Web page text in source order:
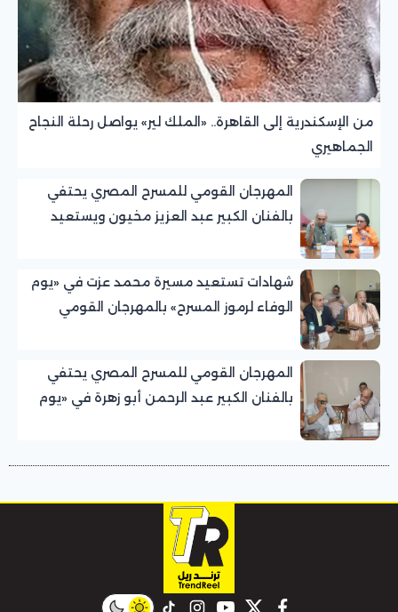
من الإسكندرية إلى القاهرة.. «الملك لير» يواصل رحلة النجاح
الجماهيري
المهرجان القومي للمسرح المصري يحتفي
بالفنان الكبير عبد العزيز مخيون ويستعيد
شهادات تستعيد مسيرة محمد عزت في «يوم
الوفاء لرموز المسرح» بالمهرجان القومي
المهرجان القومي للمسرح المصري يحتفي
بالفنان الكبير عبد الرحمن أبو زهرة في «يوم